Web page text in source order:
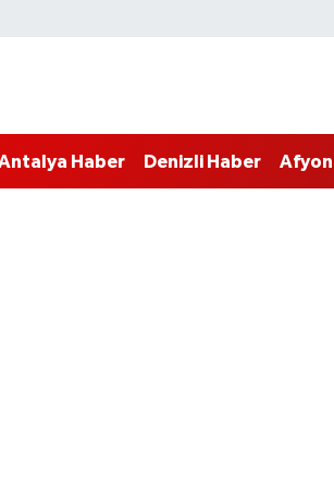
Haber Denizli Haber